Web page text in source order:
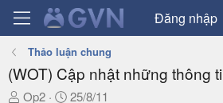
Đăng nhập
Thảo luận chung
(WOT) Cập nhật những thông
T
Op2
N
25/8/11